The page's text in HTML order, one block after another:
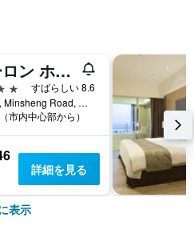
フーロン ホテル 花蓮
すばらしい 8.6
No. 51, Minsheng Road, 花蓮市, 台湾
市内中心部から）
詳細を見る
表示